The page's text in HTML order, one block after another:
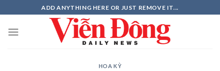
to
content
ADD ANYTHING HERE OR JUST REMOVE IT...
HOA KỲ